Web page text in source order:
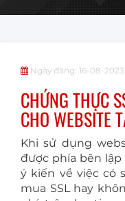
Ngày đăng: 16-08-2023
CHỨNG THỰC
CHO WEBSITE
Khi sử dụng
được phía bên
ý kiến về việc có
mua SSL hay